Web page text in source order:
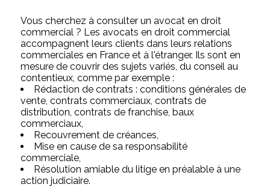
Vous cherchez à consulter un avocat en droit
commercial ? Les avocats en droit commercial
accompagnent leurs clients dans leurs relations
commerciales en France et à l'étranger. Ils sont en
mesure de couvrir des sujets variés, du conseil au
contentieux, comme par exemple :
Rédaction de contrats : conditions générales de
vente, contrats commerciaux, contrats de
distribution, contrats de franchise, baux
commerciaux,
Recouvrement de créances,
Mise en cause de sa responsabilité
commerciale,
Résolution amiable du litige en préalable à une
action judiciaire.